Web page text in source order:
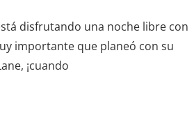
disfrutando una noche libre con
importante que planeó con su
¡cuando